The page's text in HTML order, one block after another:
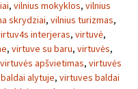
, vilnius mokyklos, vilnius
skrydziai, vilnius turizmas,
interjeras, virtuvė,
, virtuve su baru, virtuvės,
virtuvės apšvietimas, virtuvės
alytuje, virtuves baldai